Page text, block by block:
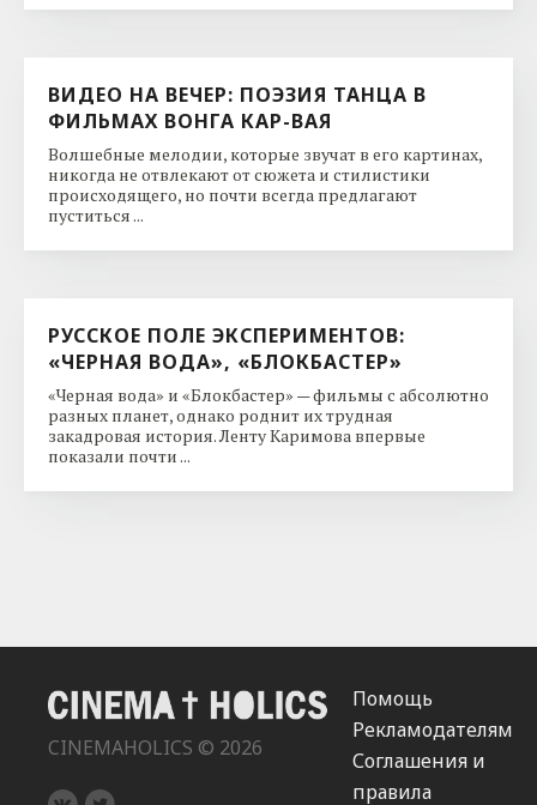
ВИДЕО НА ВЕЧЕР: ПОЭЗИЯ ТАНЦА В
ФИЛЬМАХ ВОНГА КАР-ВАЯ
Волшебные мелодии, которые звучат в его картинах,
никогда не отвлекают от сюжета и стилистики
происходящего, но почти всегда предлагают
пуститься ...
РУССКОЕ ПОЛЕ ЭКСПЕРИМЕНТОВ:
«ЧЕРНАЯ ВОДА», «БЛОКБАСТЕР»
«Черная вода» и «Блокбастер» — фильмы с абсолютно
разных планет, однако роднит их трудная
закадровая история. Ленту Каримова впервые
показали почти ...
CINEMAHOLICS © 2026
Помощь
Рекламодателям
Соглашения и
правила